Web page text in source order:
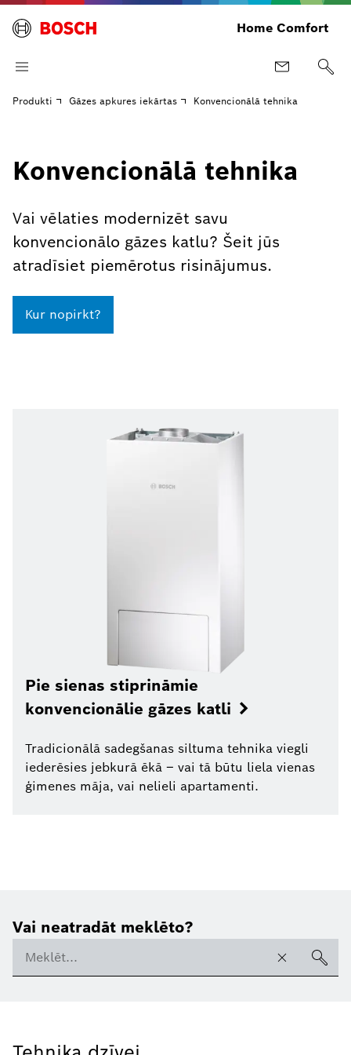
Home Comfort
Produkti Gāzes apkures iekārtas Konvencionālā tehnika
Konvencionālā tehnika
Vai vēlaties modernizēt savu
konvencionālo gāzes katlu? Šeit jūs
atradīsiet piemērotus risinājumus.
Kur nopirkt?
Pie sienas stiprināmie
konvencionālie gāzes katli
Tradicionālā sadegšanas siltuma tehnika viegli
iederēsies jebkurā ēkā – vai tā būtu liela vienas
ģimenes māja, vai nelieli apartamenti.
Vai neatradāt meklēto?